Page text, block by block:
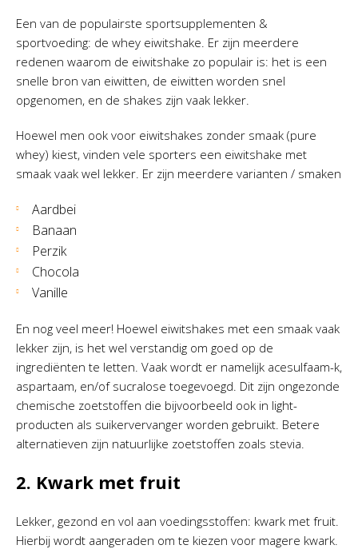
Een van de populairste sportsupplementen &
sportvoeding: de whey eiwitshake. Er zijn meerdere
redenen waarom de eiwitshake zo populair is: het is een
snelle bron van eiwitten, de eiwitten worden snel
opgenomen, en de shakes zijn vaak lekker.
Hoewel men ook voor eiwitshakes zonder smaak (pure
whey) kiest, vinden vele sporters een eiwitshake met
smaak vaak wel lekker. Er zijn meerdere varianten / smaken
Aardbei
Banaan
Perzik
Chocola
Vanille
En nog veel meer! Hoewel eiwitshakes met een smaak vaak
lekker zijn, is het wel verstandig om goed op de
ingrediënten te letten. Vaak wordt er namelijk acesulfaam-k,
aspartaam, en/of sucralose toegevoegd. Dit zijn ongezonde
chemische zoetstoffen die bijvoorbeeld ook in light-
producten als suikervervanger worden gebruikt. Betere
alternatieven zijn natuurlijke zoetstoffen zoals stevia.
2. Kwark met fruit
Lekker, gezond en vol aan voedingsstoffen: kwark met fruit.
Hierbij wordt aangeraden om te kiezen voor magere kwark.